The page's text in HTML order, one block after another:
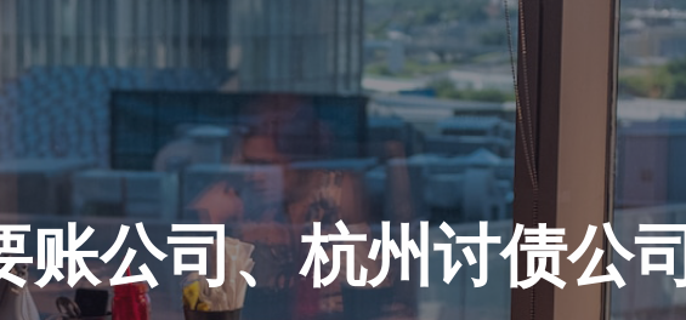
账公司、杭州讨债公司